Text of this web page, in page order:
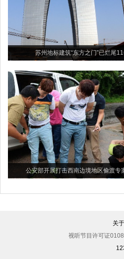
苏州地标建筑“东方之门”已烂尾
公安部开展打击西南边境地区偷渡专
关
视听节目许可证